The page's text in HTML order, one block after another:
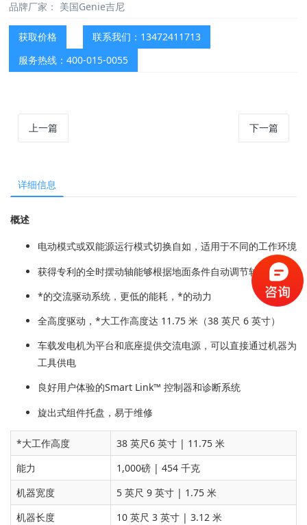
品牌厂家： 美国Genie吉尼
获取价格
联系我们：13472411713
服务热线：400-015-0055
上一篇 下一篇
详细信息
概述
电动模式或双能源运行模式切换自如，适用于不同的工作环境
获得专利的全时摆动轴能够根据地面条件自动调节轴的位置
*的交流驱动系统，更低的能耗，*的动力
全高度驱动，*大工作高度达 11.75 米（38 英尺 6 英寸）
车载发电机为平台和底座提供交流电源，可以直接通过机器为
工具供电
良好用户体验的Smart Link™ 控制器和诊断系统
旋出式组件托盘，易于维修
*大工作高度 38 英尺6 英寸 | 11.75 米
能力
1,000磅 | 454 千克
机器宽度
5 英尺 9 英寸 | 1.75 米
机器长度
10 英尺 3 英寸 | 3.12 米